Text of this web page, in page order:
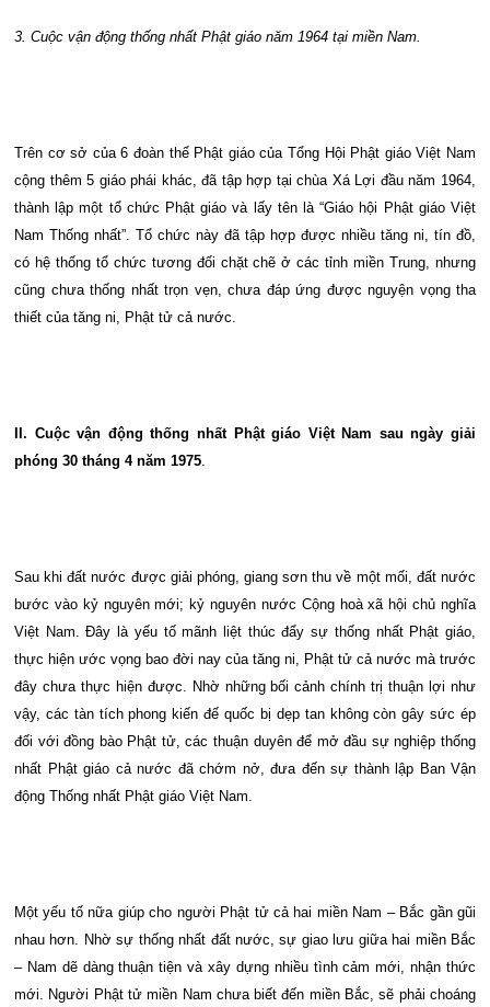
3. Cuộc vận động thống nhất Phật giáo năm 1964 tại miền Nam.
Trên cơ sở của 6 đoàn thể Phật giáo của Tổng Hội Phật giáo Việt Nam
cộng thêm 5 giáo phái khác, đã tập hợp tại chùa Xá Lợi đầu năm 1964,
thành lập một tổ chức Phật giáo và lấy tên là “Giáo hội Phật giáo Việt
Nam Thống nhất”. Tổ chức này đã tập hợp được nhiều tăng ni, tín đồ,
có hệ thống tổ chức tương đối chặt chẽ ở các tỉnh miền Trung, nhưng
cũng chưa thống nhất trọn vẹn, chưa đáp ứng được nguyện vọng tha
thiết của tăng ni, Phật tử cả nước.
II. Cuộc vận động thống nhất Phật giáo Việt Nam sau ngày giải
phóng 30 tháng 4 năm 1975.
Sau khi đất nước được giải phóng, giang sơn thu về một mối, đất nước
bước vào kỷ nguyên mới; kỷ nguyên nước Cộng hoà xã hội chủ nghĩa
Việt Nam. Đây là yếu tố mãnh liệt thúc đẩy sự thống nhất Phật giáo,
thực hiện ước vọng bao đời nay của tăng ni, Phật tử cả nước mà trước
đây chưa thực hiện được. Nhờ những bối cảnh chính trị thuận lợi như
vậy, các tàn tích phong kiến đế quốc bị dẹp tan không còn gây sức ép
đối với đồng bào Phật tử, các thuận duyên để mở đầu sự nghiệp thống
nhất Phật giáo cả nước đã chớm nở, đưa đến sự thành lập Ban Vận
động Thống nhất Phật giáo Việt Nam.
Một yếu tố nữa giúp cho người Phật tử cả hai miền Nam – Bắc gần gũi
nhau hơn. Nhờ sự thống nhất đất nước, sự giao lưu giữa hai miền Bắc
– Nam dẽ dàng thuận tiện và xây dựng nhiều tình cảm mới, nhận thức
mới. Người Phật tử miền Nam chưa biết đến miền Bắc, sẽ phải choáng